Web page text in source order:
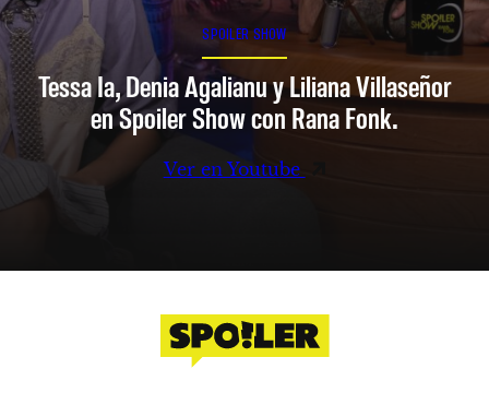
SPOILER SHOW
Tessa Ia, Denia Agalianu y Liliana Villaseñor
en Spoiler Show con Rana Fonk.
Ver en Youtube